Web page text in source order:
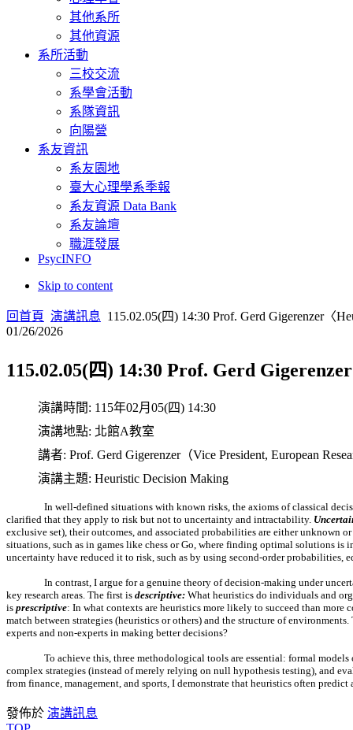
其他系所
其他資源
系所活動
三校交流
系學會活動
系隊資訊
向陽營
系友資訊
系友園地
臺大心理學系季報
系友資源 Data Bank
系友論壇
職涯發展
PsycINFO
Skip to content
回首頁 演講訊息 115.02.05(四) 14:30 Prof. Gerd Gigerenzer〈
01/26/2026
115.02.05(四) 14:30 Prof. Gerd
演講時間: 115年02月05(四) 14:30
演講地點: 北館A教室
講者: Prof. Gerd Gigerenzer（Vice President, European
演講主題: Heuristic Decision Making
In well-defined situations with known risks, the axioms of classical
clarified that they apply to risk but not to uncertainty and intractability.
exclusive set), their outcomes, and associated probabilities are either unknown
situations, such as in games like chess or Go, where finding optimal solutions
uncertainty have reduced it to risk, such as by using second-order probabilities,
In contrast, I argue for a genuine theory of decision-making under
key research areas. The first is descriptive: What heuristics do individuals and
is prescriptive: In what contexts are heuristics more likely to succeed than
match between strategies (heuristics or others) and the structure of
experts and non-experts in making better decisions?
To achieve this, three methodological tools are essential: formal
complex strategies (instead of merely relying on null hypothesis testing), and
from finance, management, and sports, I demonstrate that heuristics often
發佈於 演講訊息